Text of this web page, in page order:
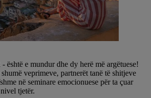
është e mundur dhe dy herë më argëtuese!
veprimeve, partnerët tanë të shitjeve
në seminare emocionuese për ta çuar
tjetër.